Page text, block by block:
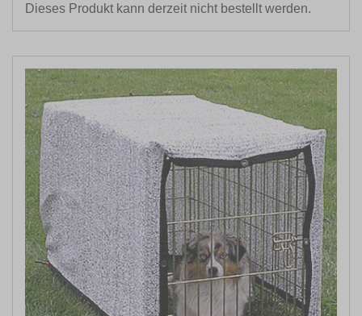
Dieses Produkt kann derzeit nicht bestellt werden.